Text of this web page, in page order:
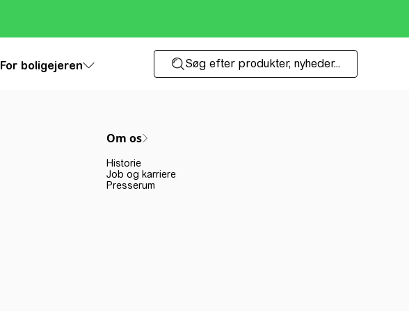
For boligejeren Søg efter produkter, nyheder...
Om os
Historie
Job og karriere
Presserum